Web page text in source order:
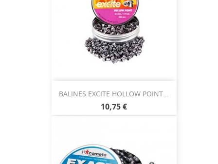
BALINES EXCITE HOLLOW POINT...
10,75 €